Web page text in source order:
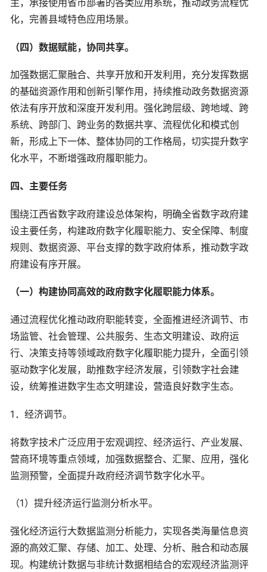
主，承接使用省市部署的各类应用系统，推动政务流程优
化，完善县域特色应用场景。
（四）数据赋能，协同共享。
加强数据汇聚融合、共享开放和开发利用，充分发挥数据
的基础资源作用和创新引擎作用，持续推动政务数据资源
依法有序开放和深度开发利用。强化跨层级、跨地域、跨
系统、跨部门、跨业务的数据共享、流程优化和模式创
新，形成上下一体、整体协同的工作格局，切实提升数字
化水平，不断增强政府履职能力。
四、主要任务
围绕江西省数字政府建设总体架构，明确全省数字政府建
设主要任务，构建政府数字化履职能力、安全保障、制度
规则、数据资源、平台支撑的数字政府体系，推动数字政
府建设有序开展。
（一）构建协同高效的政府数字化履职能力体系。
通过流程优化推动政府职能转变，全面推进经济调节、市
场监管、社会管理、公共服务、生态文明建设、政府运
行、决策支持等领域政府数字化履职能力提升，全面引领
驱动数字化发展，助推数字经济发展，引领数字社会建
设，统筹推进数字生态文明建设，营造良好数字生态。
1．经济调节。
将数字技术广泛应用于宏观调控、经济运行、产业发展、
营商环境等重点领域，加强数据整合、汇聚、应用，强化
监测预警，全面提升政府经济调节数字化水平。
（1）提升经济运行监测分析水平。
强化经济运行大数据监测分析能力，实现各类海量信息资
源的高效汇聚、存储、加工、处理、分析、融合和动态展
现。构建统计数据与非统计数据相结合的宏观经济监测评